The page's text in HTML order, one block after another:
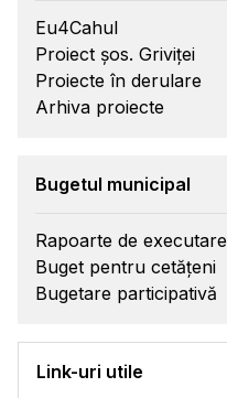
Eu4Cahul
Proiect șos. Griviței
Proiecte în derulare
Arhiva proiecte
Bugetul municipal
Rapoarte de executare
Buget pentru cetățeni
Bugetare participativă
Link-uri utile